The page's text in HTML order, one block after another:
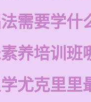
需要学什
养培训班
尤克里里